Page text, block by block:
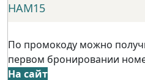
НАМ15
По промокоду можно
первом бронировании
На сайт